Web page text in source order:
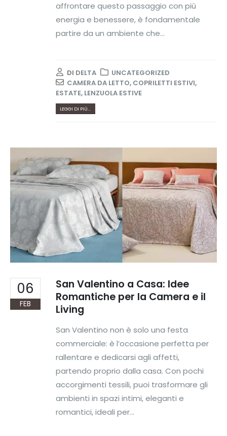
affrontare questo passaggio con più
energia e benessere, è fondamentale
partire da un ambiente che...
DI DELTA
UNCATEGORIZED
CAMERA DA LETTO, COPRILETTI ESTIVI,
ESTATE, LENZUOLA ESTIVE
LEGGI DI PIÙ...
06
FEB
San Valentino a Casa: Idee
Romantiche per la Camera e il
Living
San Valentino non è solo una festa
commerciale: è l’occasione perfetta per
rallentare e dedicarsi agli affetti,
partendo proprio dalla casa. Con pochi
accorgimenti tessili, puoi trasformare gli
ambienti in spazi intimi, eleganti e
romantici, ideali per...